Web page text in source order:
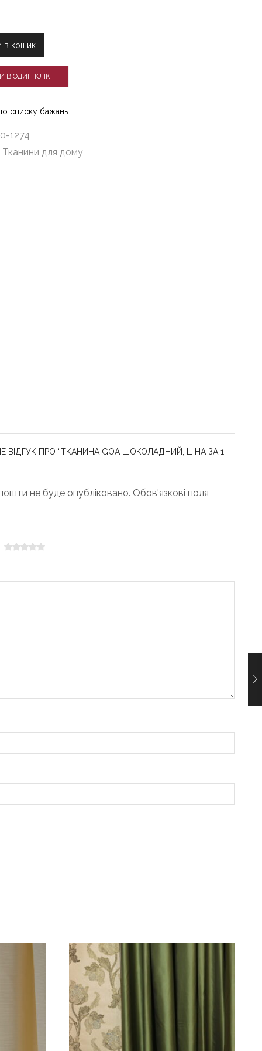
в кошик
В ОДИН КЛІК
списку бажань
1274
Тканини для дому
ПРО “ТКАНИНА GOA ШОКОЛАДНИЙ, ЦІНА ЗА 1
не буде опубліковано. Обов'язкові поля